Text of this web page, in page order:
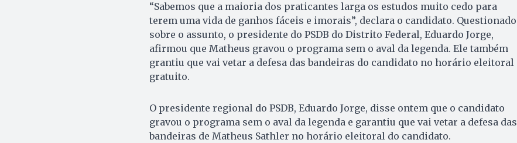
“Sabemos que a maioria dos praticantes larga os estudos muito cedo para
terem uma vida de ganhos fáceis e imorais”, declara o candidato. Questionado
sobre o assunto, o presidente do PSDB do Distrito Federal, Eduardo Jorge,
afirmou que Matheus gravou o programa sem o aval da legenda. Ele também
grantiu que vai vetar a defesa das bandeiras do candidato no horário eleitoral
gratuito.
O presidente regional do PSDB, Eduardo Jorge, disse ontem que o candidato
gravou o programa sem o aval da legenda e garantiu que vai vetar a defesa das
bandeiras de Matheus Sathler no horário eleitoral do candidato.